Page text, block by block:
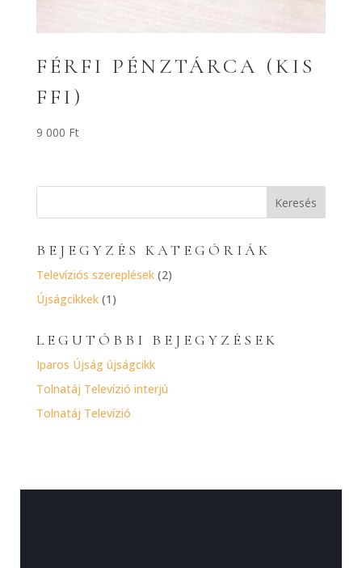
FÉRFI PÉNZTÁRCA (KIS
FFI)
9 000 Ft
BEJEGYZÉS KATEGÓRIÁK
Televíziós szereplések(2)
Újságcikkek(1)
LEGUTÓBBI BEJEGYZÉSEK
Iparos Újság újságcikk
Tolnatáj Televízió interjú
Tolnatáj Televízió